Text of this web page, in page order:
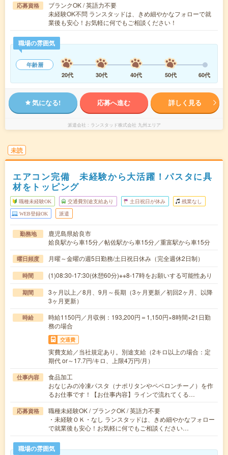
応募資格
ブランクOK / 英語力不要
未経験OK不問 ランスタッドは、きめ細やかなフォローで就
業後も安心！お気軽に何でもご相談ください！
職場の雰囲気
年齢層
20代
30代 40代 50代 60代
気になる! 応募へ進む 詳しく見る
派遣会社 ランスタッド株式会社 九州エリア
未読
エアコン完備 未経験から大活躍！パスタに具
材をトッピング
職種未経験OK 交通費別途支給あり 土日祝日が休み 残業なし
WEB登録OK 派遣
勤務地
鹿児島県姶良市
姶良駅から車15分／帖佐駅から車15分／重富駅から車15分
曜日頻度 月曜～金曜の週5日勤務/土日祝日休み（完全週休2日制）
時間 (1)08:30-17:30(休憩60分)※※8-17時をお願いする可能性あり
期間
3ヶ月以上／8月、9月～長期（3ヶ月更新／初回2ヶ月、以降
3ヶ月更新）
時給
時給1150円／月収例：193,200円＝1,150円×8時間×21日勤
務の場合
交通費
実費支給／当社規定あり。別途支給（2キロ以上の場合：定
期代 or～17.7円/キロ、上限4万円/月）
仕事内容
食品加工
おなじみの冷凍パスタ（ナポリタンやペペロンチーノ）を作
るお仕事です！【お仕事内容】ラインで流れてくる…
応募資格
職種未経験OK / ブランクOK / 英語力不要
・未経験ＯＫ・なし ランスタッドは、きめ細やかなフォロー
で就業後も安心！お気軽に何でもご相談ください…
職場の雰囲気